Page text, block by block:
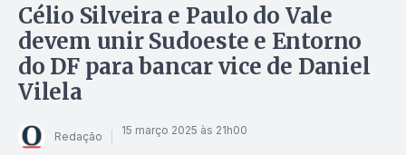
Célio Silveira e Paulo do Vale
devem unir Sudoeste e Entorno
do DF para bancar vice de Daniel
Vilela
Redação 15 março 2025 às 21h00